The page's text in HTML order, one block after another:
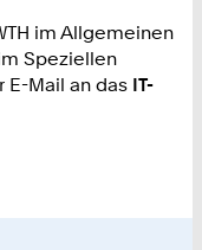
im Allgemeinen
Speziellen
E-Mail an das IT-